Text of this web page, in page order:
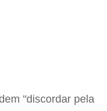
"discordar pela